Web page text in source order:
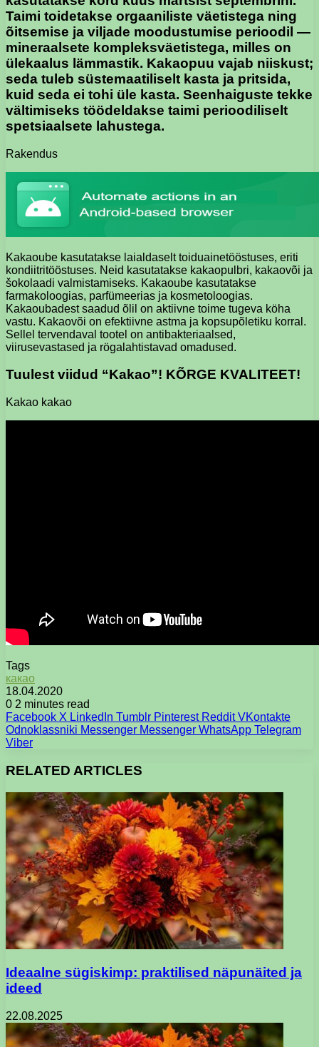
Taimi toidetakse orgaaniliste väetistega ning
õitsemise ja viljade moodustumise perioodil —
mineraalsete kompleksväetistega, milles on
ülekaalus lämmastik. Kakaopuu vajab niiskust;
seda tuleb süstemaatiliselt kasta ja pritsida,
kuid seda ei tohi üle kasta. Seenhaiguste tekke
vältimiseks töödeldakse taimi perioodiliselt
spetsiaalsete lahustega.
Rakendus
Kakaoube kasutatakse laialdaselt toiduainetööstuses, eriti
kondiitritööstuses. Neid kasutatakse kakaopulbri, kakaovõi ja
šokolaadi valmistamiseks. Kakaoube kasutatakse
farmakoloogias, parfümeerias ja kosmetoloogias.
Kakaoubadest saadud õlil on aktiivne toime tugeva köha
vastu. Kakaovõi on efektiivne astma ja kopsupõletiku korral.
Sellel tervendaval tootel on antibakteriaalsed,
viirusevastased ja rögalahtistavad omadused.
Tuulest viidud “Kakao”! KÕRGE KVALITEET!
Kakao kakao
Tags
какао
18.04.2020
0 2 minutes read
Facebook X LinkedIn Tumblr Pinterest Reddit VKontakte
Odnoklassniki Messenger Messenger WhatsApp Telegram
Viber
RELATED ARTICLES
Ideaalne sügiskimp: praktilised näpunäited ja
ideed
22.08.2025